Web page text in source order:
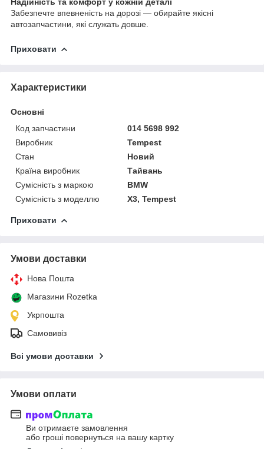
Забезпечте впевненість на дорозі — обирайте якісні
автозапчастини, які служать довше.
Приховати
Характеристики
Основні
Код запчастини
014 5698 992
Виробник
Tempest
Стан
Новий
Країна виробник
Тайвань
Сумісність з маркою
BMW
Сумісність з моделлю
X3, Tempest
Приховати
Умови доставки
Нова Пошта
Магазини Rozetka
Укрпошта
Самовивіз
Всі умови доставки
Умови оплати
Ви отримаєте замовлення
або гроші повернуться на вашу картку